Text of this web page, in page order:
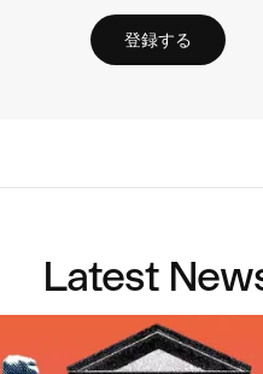
登録する
Latest